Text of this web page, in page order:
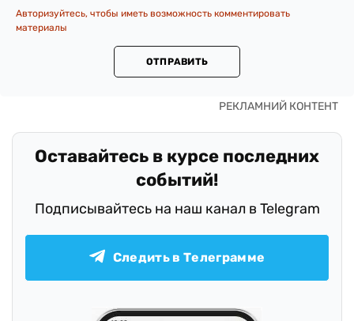
Авторизуйтесь, чтобы иметь возможность комментировать
материалы
ОТПРАВИТЬ
Оставайтесь в курсе последних
событий!
Подписывайтесь на наш канал в Telegram
Следить в Телеграмме